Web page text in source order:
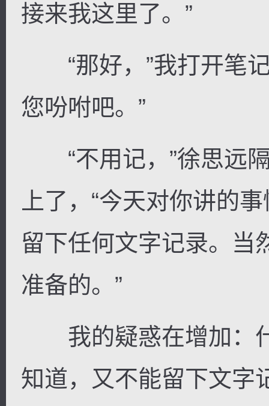
接来我这里了。”
“那好，”我打开笔记
您吩咐吧。”
“不用记，”徐思远隔
上了，“今天对你讲的
留下任何文字记录。当
准备的。”
我的疑惑在增加：
知道，又不能留下文字